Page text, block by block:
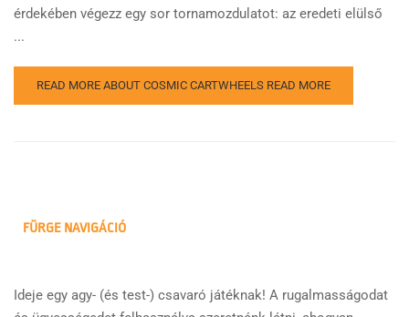
érdekében végezz egy sor tornamozdulatot: az eredeti elülső
...
READ MORE ABOUT COSMIC CARTWHEELS READ MORE
FÜRGE NAVIGÁCIÓ
Ideje egy agy- (és test-) csavaró játéknak! A rugalmasságodat